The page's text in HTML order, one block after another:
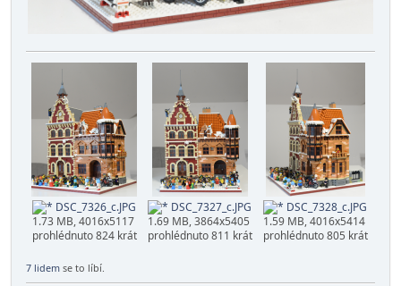
DSC_7326_c.JPG
1.73 MB, 4016x5117
prohlédnuto 824 krát
DSC_7327_c.JPG
1.69 MB, 3864x5405
prohlédnuto 811 krát
DSC_7328_c.JPG
1.59 MB, 4016x5414
prohlédnuto 805 krát
7 lidem se to líbí.